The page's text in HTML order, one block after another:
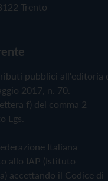
Trento
pubblici all'editoria
2017, n. 70.
f) del comma 2
Lgs.
Italiana
allo IAP (Istituto
accettando il Codice di